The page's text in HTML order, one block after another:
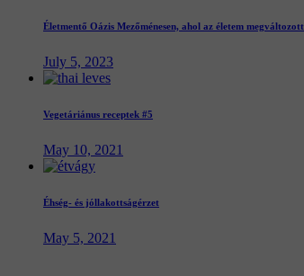
Életmentő Oázis Mezőménesen, ahol az életem megváltozott
July 5, 2023
Vegetáriánus receptek #5
May 10, 2021
Éhség- és jóllakottságérzet
May 5, 2021